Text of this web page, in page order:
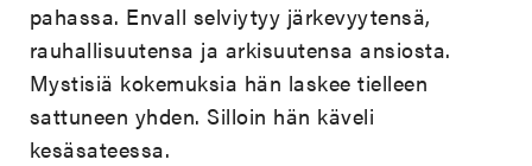
pahassa. Envall selviytyy järkevyytensä,
rauhallisuutensa ja arkisuutensa ansiosta.
Mystisiä kokemuksia hän laskee tielleen
sattuneen yhden. Silloin hän käveli
kesäsateessa.